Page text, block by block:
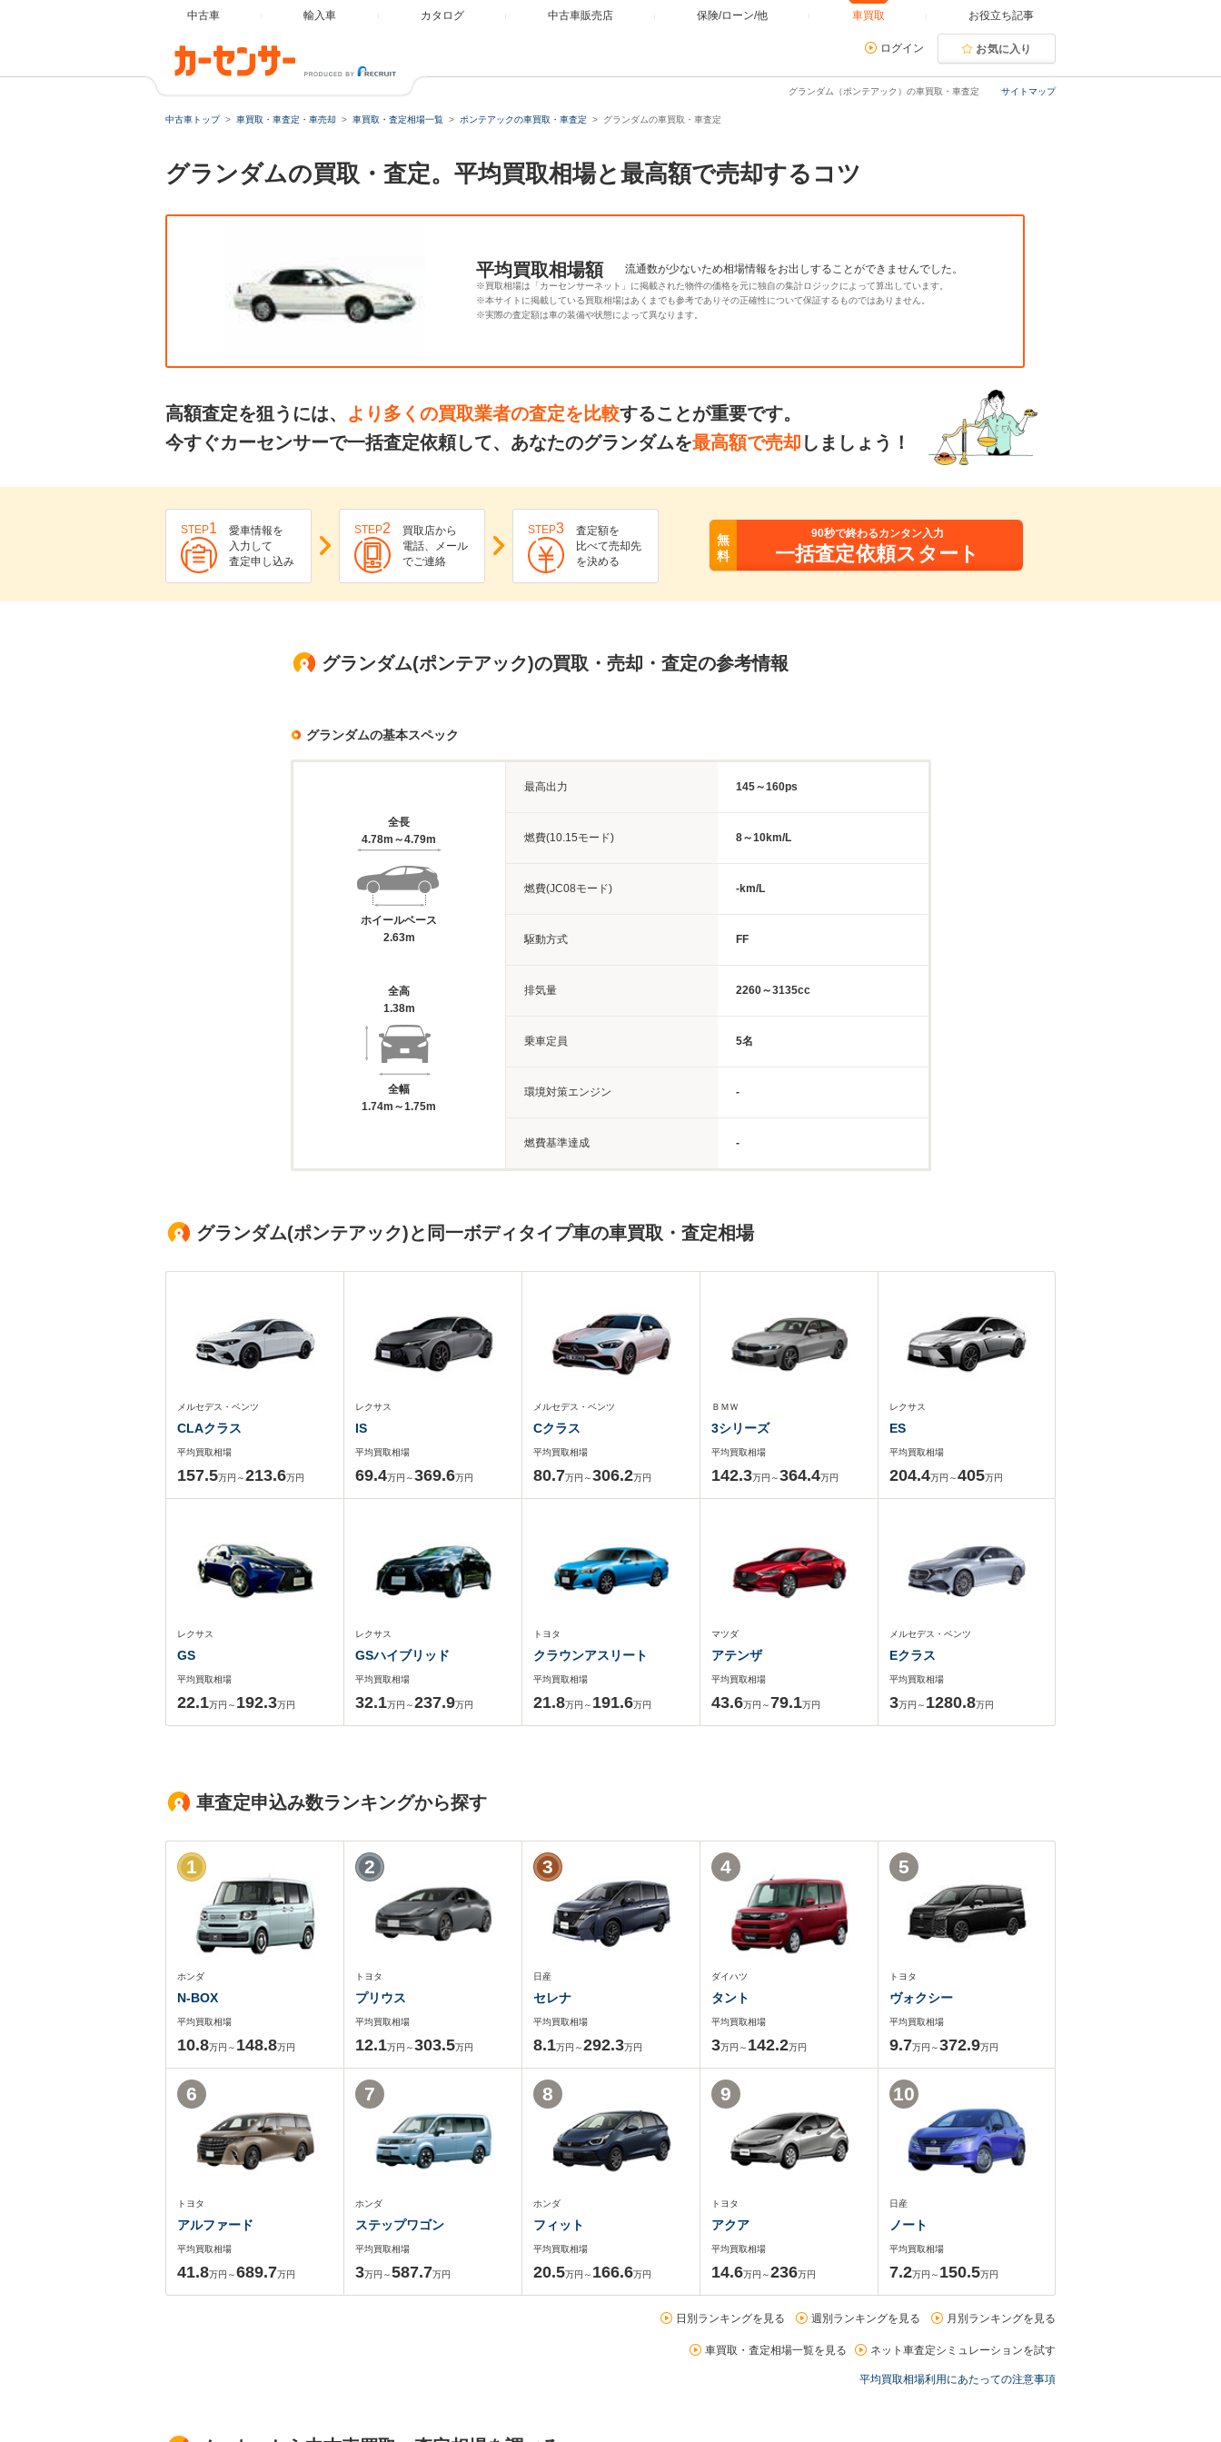
中古車 輸入車 カタログ 中古車販売店 保険/ローン/他 車買取 お役立ち記事
ログイン お気に入り
サイトマップ
グランダム（ポンテアック）の車買取・車査定
中古車トップ 車買取・車査定・車売却 車買取・査定相場一覧 ポンテアックの車買取・車査定 グランダムの車買取・車査定
グランダムの買取・査定。平均買取相場と最高額で売却するコツ
平均買取相場額 流通数が少ないため相場情報をお出しすることができませんでした。
※買取相場は「カーセンサーネット」に掲載された物件の価格を元に独自の集計ロジックによって算出しています。
※本サイトに掲載している買取相場はあくまでも参考でありその正確性について保証するものではありません。
※実際の査定額は車の装備や状態によって異なります。
高額査定を狙うには、 より多くの買取業者の査定を比較することが重要です。
今すぐカーセンサーで一括査定依頼して、あなたのグランダムを最高額で売却 しましょう！
STEP1
愛車情報を
入力して
査定申し込み
STEP2
買取店から
電話、メール
でご連絡
STEP3
査定額を
比べて売却先
を決める
無
料
90秒で終わるカンタン入力
一括査定依頼スタート
グランダム(ポンテアック)の買取・売却・査定の参考情報
グランダムの基本スペック
全長
4.78m～4.79m
ホイールベース
2.63m
全高
1.38m
全幅
1.74m～1.75m
最高出力 145～160ps
燃費(10.15モード) 8～10km/L
燃費(JC08モード) -km/L
駆動方式 FF
排気量 2260～3135cc
乗車定員 5名
環境対策エンジン -
燃費基準達成 -
グランダム(ポンテアック)と同一ボディタイプ車の車買取・査定相場
メルセデス・ベンツ
CLAクラス
平均買取相場
157.5万円～213.6万円
レクサス
IS
平均買取相場
69.4万円～369.6万円
メルセデス・ベンツ
Cクラス
平均買取相場
80.7万円～306.2万円
ＢＭＷ
3シリーズ
平均買取相場
142.3万円～364.4万円
レクサス
ES
平均買取相場
204.4万円～405万円
レクサス
GS
平均買取相場
22.1万円～ 192.3万円
レクサス
GSハイブリッド
平均買取相場
32.1万円～237.9万円
トヨタ
クラウンアスリート
平均買取相場
21.8万円～ 191.6万円
マツダ
アテンザ
平均買取相場
43.6万円～79.1万円
メルセデス・ベンツ
Eクラス
平均買取相場
3万円～ 1280.8万円
車査定申込み数ランキングから探す
ホンダ
N-BOX
平均買取相場
10.8万円～ 148.8万円
1
トヨタ
プリウス
平均買取相場
12.1万円～303.5万円
2
日産
セレナ
平均買取相場
8.1万円～292.3万円
3
ダイハツ
タント
平均買取相場
3万円～ 142.2万円
4
トヨタ
ヴォクシー
平均買取相場
9.7万円～372.9万円
5
トヨタ
アルファード
平均買取相場
41.8万円～689.7万円
6
ホンダ
ステップワゴン
平均買取相場
3万円～587.7万円
7
ホンダ
フィット
平均買取相場
20.5万円～ 166.6万円
8
トヨタ
アクア
平均買取相場
14.6万円～236万円
9
日産
ノート
平均買取相場
7.2万円～ 150.5万円
10
日別ランキングを見る 週別ランキングを見る 月別ランキングを見る
車買取・査定相場一覧を見る ネット車査定シミュレーションを試す
平均買取相場利用にあたっての注意事項